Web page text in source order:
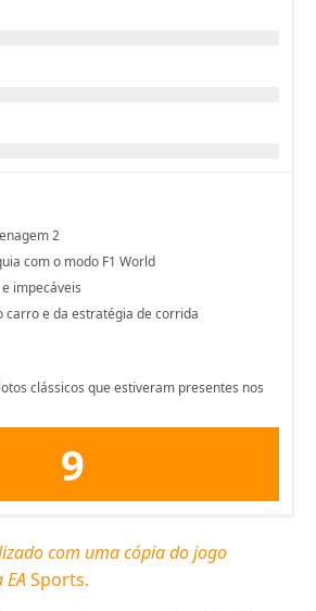
2
com o modo F1 World
impecáveis
carro e da estratégia de corrida
clássicos que estiveram presentes nos
9
com uma cópia do jogo
Sports.